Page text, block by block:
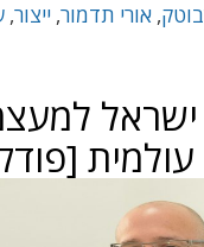
, אורי תדמור, ייצור,
עולמית